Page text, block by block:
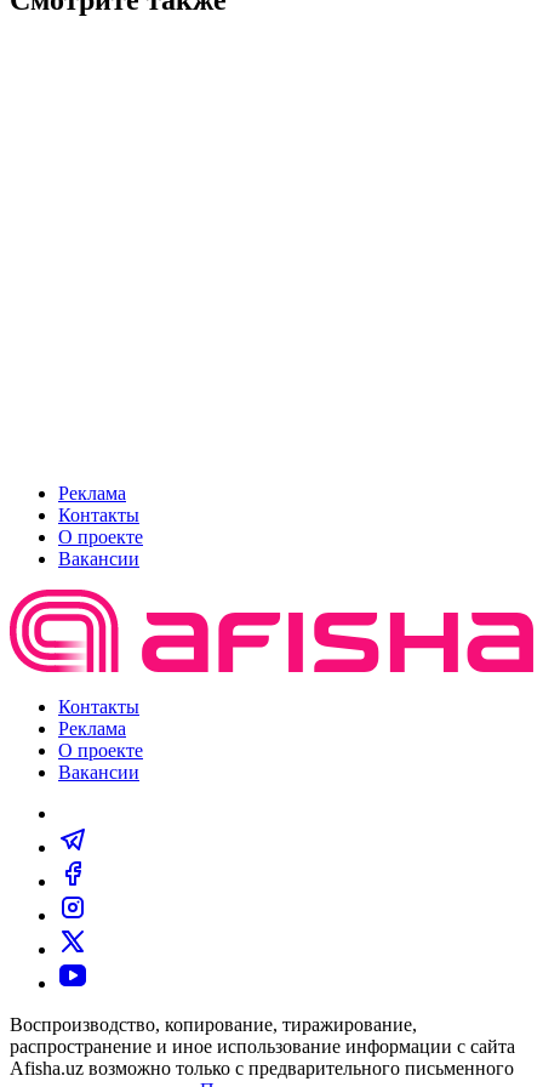
Реклама
Контакты
О проекте
Вакансии
Контакты
Реклама
О проекте
Вакансии
Воспроизводство, копирование, тиражирование,
распространение и иное использование информации с сайта
Afisha.uz возможно только с предварительного письменного